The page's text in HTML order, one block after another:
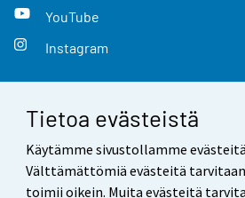
Tietoa evästeistä
Käytämme sivustollamme
Välttämättömiä evästeitä
toimii oikein. Muita evästeitä
YouTube
Instagram
Yhteystiedot
Palaute
Käyttöehdot